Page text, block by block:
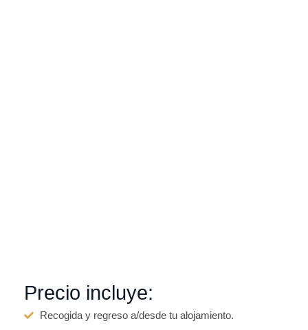
Precio incluye:
Recogida y regreso a/desde tu alojamiento.